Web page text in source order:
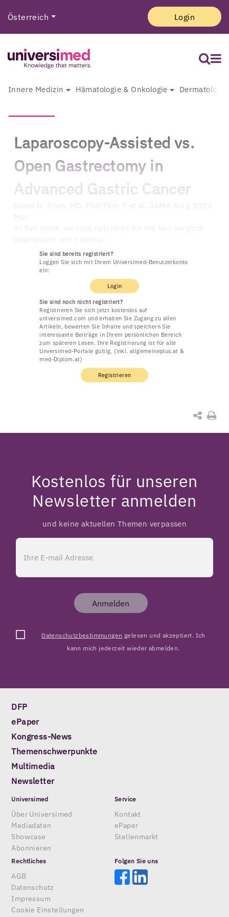
Österreich Login
Innere Medizin Hämatologie & Onkologie
Laparoscopy-Assisted vs.
Open Gastrectomy in
Advanced Gastric Cancer
Sie sind bereits registriert?
Loggen Sie sich mit Ihrem Universimed-Benutzerkonto
ein:
Login
Sie sind noch nicht registriert?
Registrieren Sie sich jetzt kostenlos auf
universimed.com und erhalten Sie Zugang zu allen
Artikeln, bewerten Sie Inhalte und speichern Sie
interessante Beiträge in Ihrem persönlichen Bereich
zum späteren Lesen. Ihre Registrierung ist für alle
Unversimed-Portale gültig. (inkl. allgemeineplus.at &
med-Diplom.at)
Registrieren
Kostenlos für unseren
Newsletter anmelden
und keine aktuellen Themen verpassen
Anmelden
Datenschutzbestimmungen gelesen und akzeptiert. Ich
kann mich jederzeit wieder abmelden.
DFP
ePaper
Kongress-News
Themenschwerpunkte
Multimedia
Newsletter
Universimed
Über Universimed
Mediadaten
Showcase
Abonnieren
Service
Kontakt
ePaper
Stellenmarkt
Rechtliches
AGB
Datenschutz
Impressum
Cookie Einstellungen
Folgen Sie uns